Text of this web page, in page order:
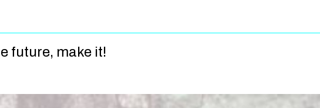
future, make it!